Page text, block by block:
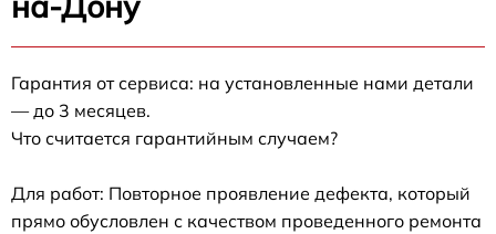
Гарантия от сервиса: на установленные нами детали
— до 3 месяцев.
Что считается гарантийным случаем?
Для работ: Повторное проявление дефекта, который
прямо обусловлен с качеством проведенного ремонта